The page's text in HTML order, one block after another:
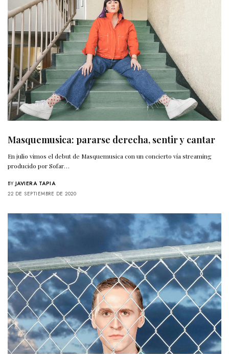
Masquemusica: pararse derecha, sentir y cantar
En julio vimos el debut de Masquemusica con un concierto vía streaming
producido por Sofar…
BY JAVIERA TAPIA
22 DE SEPTIEMBRE DE 2020